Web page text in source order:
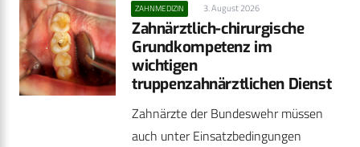
ZAHNMEDIZIN 3. August 2026
Zahnärztlich-chirurgische
Grundkompetenz im
wichtigen
truppenzahnärztlichen Dienst
Zahnärzte der Bundeswehr müssen
auch unter Einsatzbedingungen